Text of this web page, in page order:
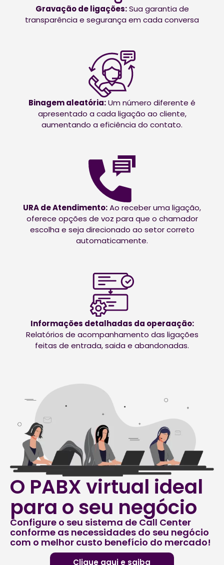
Gravação de ligações:Sua garantia de
transparência e segurança em cada conversa
Binagem aleatória:Um número diferente é
apresentado a cada ligação ao cliente,
aumentando a eficiência do contato.
URA de Atendimento:Ao receber uma ligação,
oferece opções de voz para que o chamador
escolha e seja direcionado ao setor correto
automaticamente.
Informações detalhadas da operaação:
Relatórios de acompanhamento das ligações
feitas de entrada, saida e abandonadas.
O PABX virtual ideal
para o seu negócio
Configure o seu sistema de Call Center
conforme as necessidades do seu negócio
com o melhor custo benefício do mercado!
Clique aqui e saiba